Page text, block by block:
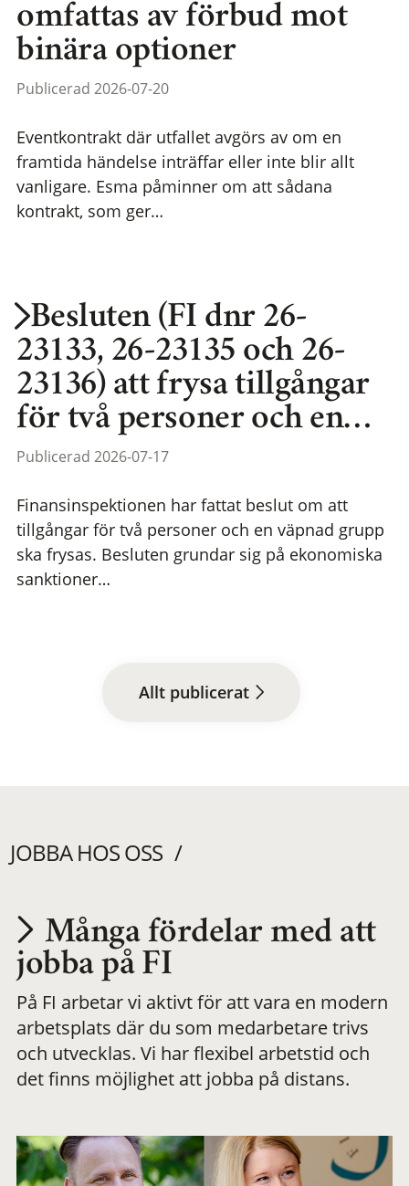
omfattas av förbud mot
binära optioner
Publicerad 2026-07-20
Eventkontrakt där utfallet avgörs av om en
framtida händelse inträffar eller inte blir allt
vanligare. Esma påminner om att sådana
kontrakt, som ger…
Besluten (FI dnr 26-
23133, 26-23135 och 26-
23136) att frysa tillgångar
för två personer och en…
Publicerad 2026-07-17
Finansinspektionen har fattat beslut om att
tillgångar för två personer och en väpnad grupp
ska frysas. Besluten grundar sig på ekonomiska
sanktioner…
Allt publicerat
JOBBA HOS OSS
Utvecklas på en
meningsfull och
flexibel
Många fördelar med att
jobba på FI
På FI arbetar vi aktivt för att vara en modern
arbetsplats där du som medarbetare trivs
och utvecklas. Vi har flexibel arbetstid och
det finns möjlighet att jobba på distans.